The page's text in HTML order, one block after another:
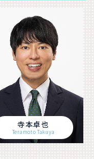
寺本卓也
Teramoto Takuya